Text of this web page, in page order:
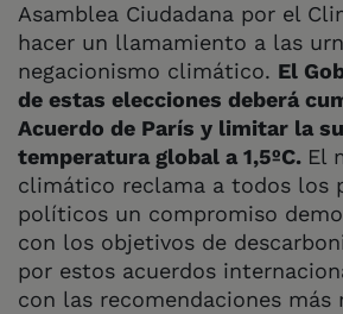
Asamblea Ciudadana por el
hacer un llamamiento a las
negacionismo climático. El
de estas elecciones deberá
Acuerdo de París y limitar la
temperatura global a 1,5ºC. El
climático reclama a todos los
políticos un compromiso
con los objetivos de
por estos acuerdos
con las recomendaciones más